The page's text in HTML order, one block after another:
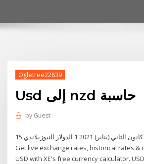
Ogletree22839
Usd إلى nzd حاسبة
by Guest
15 كانون الثاني (يناير) 2021 1 الدولار النيوزيلاندي to الدولار الأمريكي.
Get live exchange rates, historical rates &
USD with XE's free currency calculator. USD إلى KRW سعر الصرف